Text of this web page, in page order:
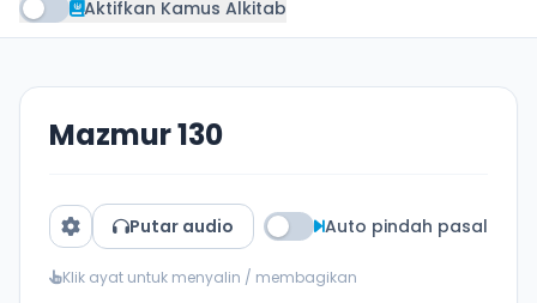
Aktifkan Kamus Alkitab
Mazmur 130
Putar audio Auto pindah pasal
Klik ayat untuk menyalin / membagikan